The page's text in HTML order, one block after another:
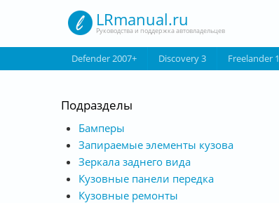
LRmanual.ru
Руководства и поддержка автовладельцев
Defender 2007+ Discovery 3 Freelander 1
Подразделы
Бамперы
Запираемые элементы кузова
Зеркала заднего вида
Кузовные панели передка
Кузовные ремонты